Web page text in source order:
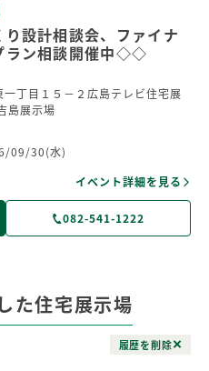
設計相談会、ファイナ
ラン相談開催中◇◇
丁目１５－２広島テレビ住宅展
島展示場
09/30(水)
イベント詳細を見る
082-541-1222
た住宅展示場
履歴を削除